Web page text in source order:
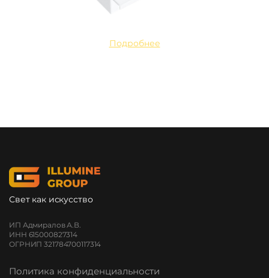
Подробнее
Свет как искусство
ИП Адмиралов А.В.
ИНН 615000827314
ОГРНИП 321784700117314
Политика конфиденциальности